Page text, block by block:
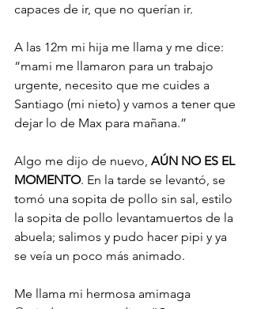
capaces de ir, que no querían ir.
A las 12m mi hija me llama y me dice:
“mami me llamaron para un trabajo
urgente, necesito que me cuides a
Santiago (mi nieto) y vamos a tener que
dejar lo de Max para mañana.”
Algo me dijo de nuevo, AÚN NO ES EL
MOMENTO. En la tarde se levantó, se
tomó una sopita de pollo sin sal, estilo
la sopita de pollo levantamuertos de la
abuela; salimos y pudo hacer pipi y ya
se veía un poco más animado.
Me llama mi hermosa amimaga